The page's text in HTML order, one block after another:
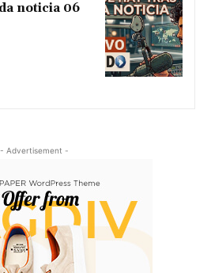
noticia 06
- Advertisement -